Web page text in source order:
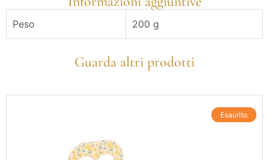
Peso 200 g
Guarda altri prodotti
Esaurito